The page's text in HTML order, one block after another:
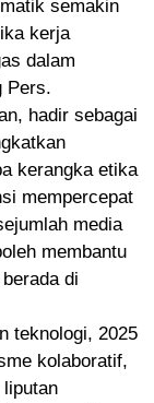
semakin
kerja
dalam
Pers.
hadir sebagai
kerangka etika
mempercepat
media
membantu
di
teknologi, 2025
kolaboratif,